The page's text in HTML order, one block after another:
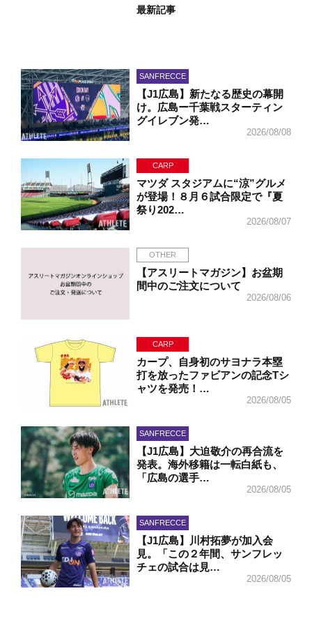
最新記事
SANFRECCE
【J1広島】新たなる歴史の幕開
け。広島ー千葉戦スターティン
グイレブン発…
2026/08/08
CARP
マツダ スタジアムに“涼”グルメ
が登場！８月６試合限定で『夏
祭り202…
2026/08/07
OTHER
【アスリートマガジン】お盆期
間中のご注文について
2026/08/06
CARP
カープ、自身初のサヨナラ本塁
打を放ったファビアンの記念Tシ
ャツを発売！…
2026/08/05
SANFRECCE
【J1広島】大迫敬介の再合流を
発表。海外移籍は一転白紙も、
「広島の選手…
2026/08/05
SANFRECCE
【J1広島】川村拓夢が加入会
見。「この２年間、サンフレッ
チェの試合は見…
2026/08/05